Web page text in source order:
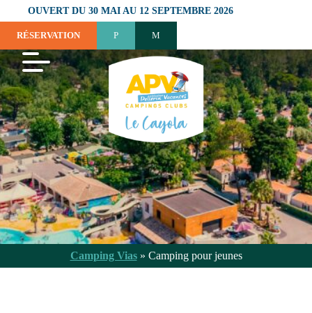
OUVERT DU 30 MAI AU 12 SEPTEMBRE 2026
RÉSERVATION
Camping Vias» Camping pour jeunes